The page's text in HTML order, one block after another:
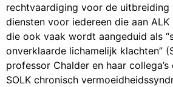
rechtvaardiging voor de uitbreiding
diensten voor iedereen die aan
die ook vaak wordt aangeduid als
onverklaarde lichamelijk klachten”
professor Chalder en haar
SOLK chronisch